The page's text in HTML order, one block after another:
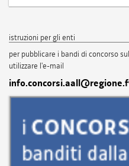
istruzioni per gli enti
per pubblicare i bandi di concorso
utilizzare l'e-mail